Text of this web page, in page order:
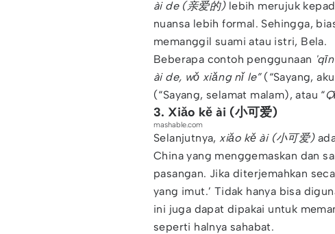
ài de (亲爱的)lebih merujuk
nuansa lebih formal. Sehingga,
memanggil suami atau istri, Bela.
Beberapa contoh penggunaan
ài de, wǒ xiǎng nǐ le” (“Sayang,
(“Sayang, selamat malam), atau “
3. Xiǎo kě ài (小可爱)
mashable.com
Selanjutnya,xiǎo kě ài (小可爱)
China yang menggemaskan dan
pasangan. Jika diterjemahkan
yang imut.’ Tidak hanya bisa
ini juga dapat dipakai untuk
seperti halnya sahabat.